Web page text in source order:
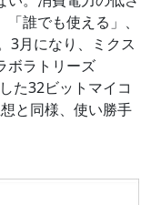
誰でも使える」、
3月になり、ミクス
ボラトリーズ
た32ビットマイコ
と同様、使い勝手